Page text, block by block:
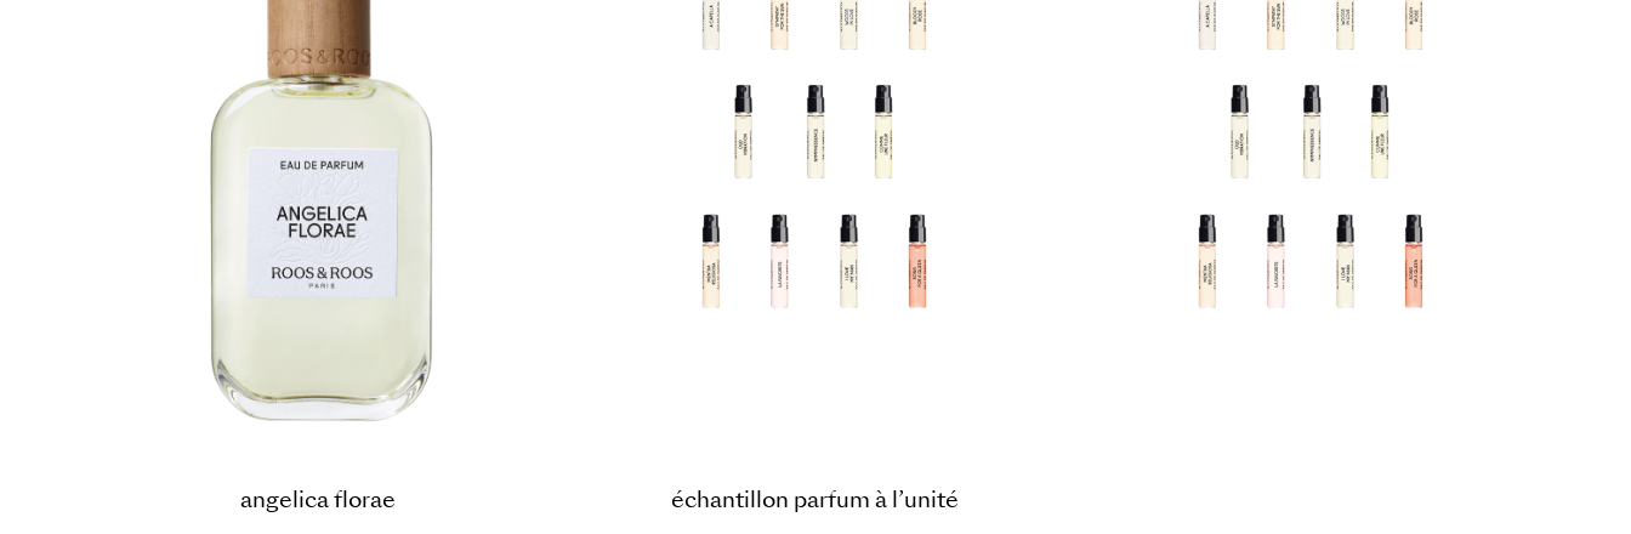
angelica florae échantillon parfum à l’unité